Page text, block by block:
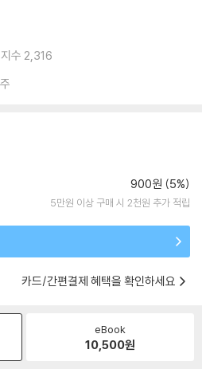
수 2,316
900원 (5%)
5만원 이상 구매 시 2천원 추가 적립
카드/간편결제 혜택을 확인하세요
eBook
10,500원